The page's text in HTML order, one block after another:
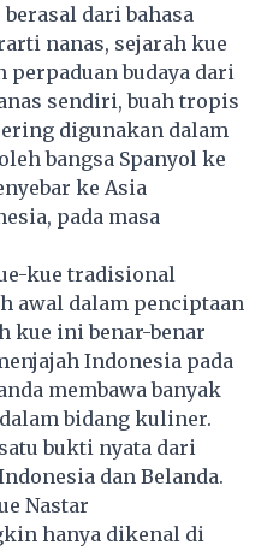
dari bahasa
nanas, sejarah kue
budaya dari
sendiri, buah tropis
digunakan dalam
bangsa Spanyol ke
ke Asia
pada masa
kue tradisional
awal dalam penciptaan
kue ini benar-benar
Indonesia pada
membawa banyak
bidang kuliner.
bukti nyata dari
dan Belanda.
Nastar
hanya dikenal di